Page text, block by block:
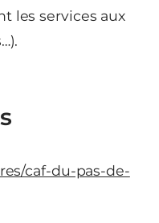
les services aux
caf-du-pas-de-